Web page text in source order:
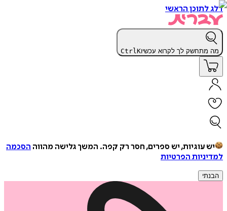
דלג לתוכן הראשי
מה מתחשק לך לקרוא עכשיו CtrlK
יש עוגיות, יש ספרים, חסר רק קפה. המשך גלישה מהווה הסכמה
למדיניות הפרטיות
הבנתי